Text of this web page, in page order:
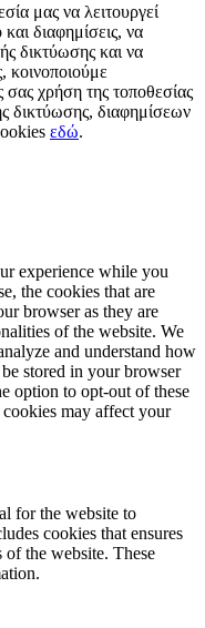
μας να λειτουργεί
διαφημίσεις, να
δικτύωσης και να
κοινοποιούμε
χρήση της τοποθεσίας
δικτύωσης, διαφημίσεων
εδώ.
experience while you
the cookies that are
browser as they are
of the website. We
and understand how
stored in your browser
option to opt-out of these
may affect your
for the website to
cookies that ensures
of the website. These